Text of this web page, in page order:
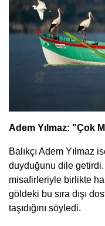
Adem Yılmaz: "Çok
Balıkçı Adem Yılmaz
duyduğunu dile
misafirleriyle birlikte
göldeki bu sıra dışı
taşıdığını söyledi.